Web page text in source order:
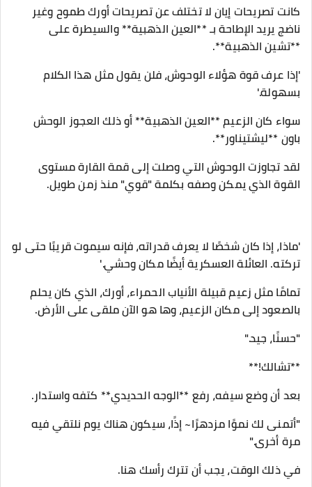
كانت تصريحات إيان لا تختلف عن تصريحات أورك طموح وغير
ناضج يريد الإطاحة بـ **العين الذهبية** والسيطرة على
**تشين الذهبية**.
'إذا عرف قوة هؤلاء الوحوش، فلن يقول مثل هذا الكلام
بسهولة.'
سواء كان الزعيم **العين الذهبية** أو ذلك العجوز الوحش
باون **ليشتيناور**.
لقد تجاوزت الوحوش التي وصلت إلى قمة القارة مستوى
القوة الذي يمكن وصفه بكلمة "قوي" منذ زمن طويل.
'ماذا، إذا كان شخصًا لا يعرف قدراته، فإنه سيموت قريبًا حتى لو
تركته. العائلة العسكرية أيضًا مكان وحشي.'
تمامًا مثل زعيم قبيلة الأنياب الحمراء، أورك، الذي كان يحلم
بالصعود إلى مكان الزعيم، وها هو الآن ملقى على الأرض.
"حسنًا، جيد."
**تشالك!**
بعد أن وضع سيفه، رفع **الوجه الحديدي** كتفه واستدار.
"أتمنى لك نموًا مزدهرًا~ إذًا، سيكون هناك يوم نلتقي فيه
مرة أخرى."
في ذلك الوقت، يجب أن تترك رأسك هنا.